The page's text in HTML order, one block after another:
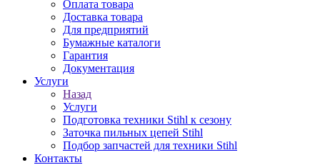
Оплата товара
Доставка товара
Для предприятий
Бумажные каталоги
Гарантия
Документация
Услуги
Назад
Услуги
Подготовка техники Stihl к сезону
Заточка пильных цепей Stihl
Подбор запчастей для техники Stihl
Контакты